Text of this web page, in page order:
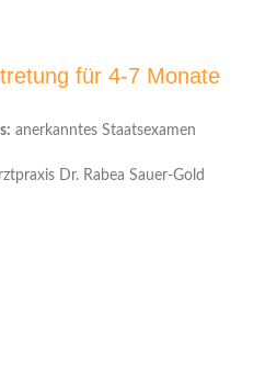
für 4-7 Monate
anerkanntes Staatsexamen
Dr. Rabea Sauer-Gold